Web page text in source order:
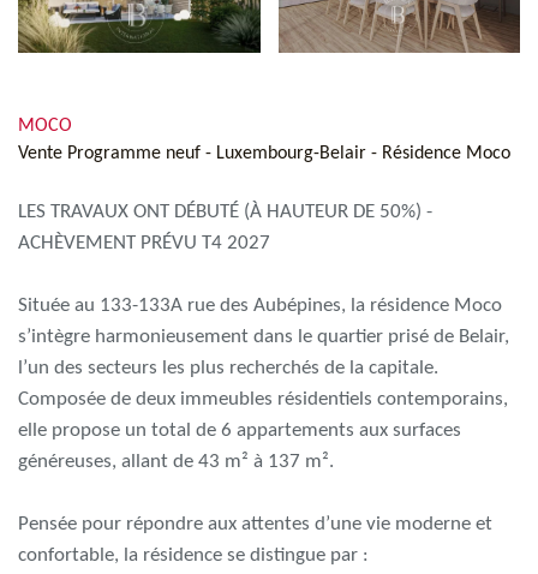
MOCO
Vente Programme neuf - Luxembourg-Belair - Résidence Moco
LES TRAVAUX ONT DÉBUTÉ (À HAUTEUR DE 50%) -
ACHÈVEMENT PRÉVU T4 2027
Située au 133-133A rue des Aubépines, la résidence Moco
s’intègre harmonieusement dans le quartier prisé de Belair,
l’un des secteurs les plus recherchés de la capitale.
Composée de deux immeubles résidentiels contemporains,
elle propose un total de 6 appartements aux surfaces
généreuses, allant de 43 m² à 137 m².
Pensée pour répondre aux attentes d’une vie moderne et
confortable, la résidence se distingue par :